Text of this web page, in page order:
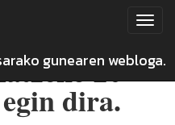
gunearen webloga.
20
dira.